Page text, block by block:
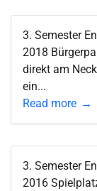
3. Semester
2018
direkt am
ein...
Read more
3. Semester
2016